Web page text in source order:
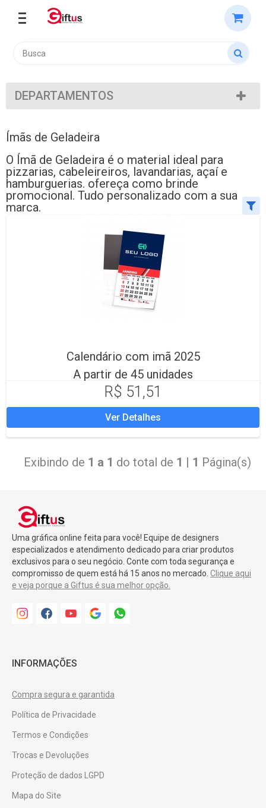
DEPARTAMENTOS
Ímãs de Geladeira
O Ímã de Geladeira é o material ideal para
pizzarias, cabeleireiros, lavandarias, açaí e
hamburguerias. ofereça como brinde
promocional. Tudo personalizado com a sua
marca.
Calendário com imã 2025
A partir de 45 unidades
R$ 51,51
Ver Detalhes
Exibindo de 1 a 1 do total de 1 | 1 Página(s)
Uma gráfica online feita para você! Equipe de designers
especializados e atendimento dedicado para criar produtos
exclusivos para o seu negócio. Conte com toda segurança e
compromisso de quem está há 15 anos no mercado. Clique aqui
e veja porque a Giftus é sua melhor opção.
INFORMAÇÕES
Compra segura e garantida
Política de Privacidade
Termos e Condições
Trocas e Devoluções
Proteção de dados LGPD
Mapa do Site